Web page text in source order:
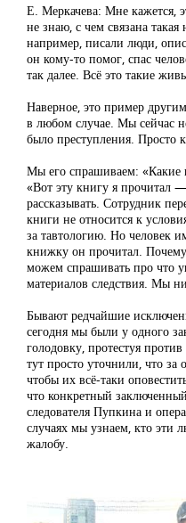
Е. Меркачева: Мне кажется,
не знаю, с чем связана
например, писали люди,
он кому-то помог, спас
так далее. Всё это такие
Наверное, это пример
в любом случае. Мы сейчас
было преступления. Просто
Мы его спрашиваем: «Какие
«Вот эту книгу я прочитал
рассказывать. Сотрудник
книги не относится к
за тавтологию. Но человек
книжку он прочитал.
можем спрашивать про что
материалов следствия. Мы
Бывают редчайшие
сегодня мы были у одного
голодовку, протестуя
тут просто уточнили, что за
чтобы их всё-таки
что конкретный
следователя Пупкина и
случаях мы узнаем, кто эти
жалобу.